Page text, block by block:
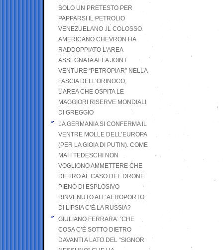
SOLO UN PRETESTO PER
PAPPARSI IL PETROLIO
VENEZUELANO .IL COLOSSO
AMERICANO CHEVRON HA
RADDOPPIATO L’AREA
ASSEGNATA ALLA JOINT
VENTURE “PETROPIAR” NELLA
FASCIA DELL’ORINOCO,
L’AREA CHE OSPITA LE
MAGGIORI RISERVE MONDIALI
DI GREGGIO
LA GERMANIA SI CONFERMA IL
VENTRE MOLLE DELL’EUROPA
(PER LA GIOIA DI PUTIN). COME
MAI I TEDESCHI NON
VOGLIONO AMMETTERE CHE
DIETRO AL CASO DEL DRONE
PIENO DI ESPLOSIVO
RINVENUTO ALL’AEROPORTO
DI LIPSIA C’È LA RUSSIA?
GIULIANO FERRARA: ’CHE
COSA C’È SOTTO DIETRO
DAVANTI A LATO DEL “SIGNOR